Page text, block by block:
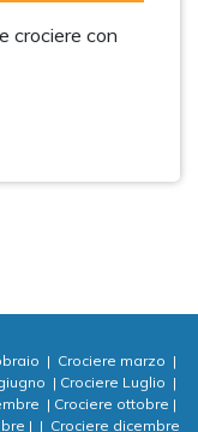
crociere con
| Crociere marzo |
| Crociere Luglio |
| Crociere ottobre |
| | Crociere dicembre